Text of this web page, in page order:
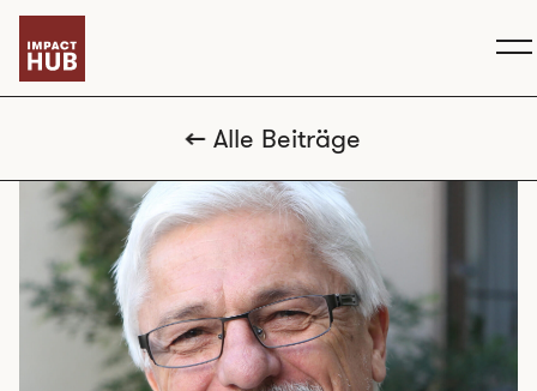
Alle Beiträge